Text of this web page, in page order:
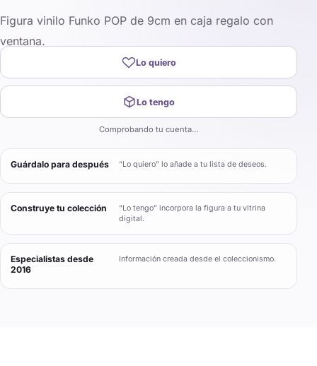
Figura vinilo Funko POP de 9cm en caja regalo con
ventana.
Lo quiero
Lo tengo
Comprobando tu cuenta…
Guárdalo para después “Lo quiero” lo añade a tu lista de deseos.
Construye tu colección
“Lo tengo” incorpora la figura a tu vitrina
digital.
Especialistas desde
2016
Información creada desde el coleccionismo.